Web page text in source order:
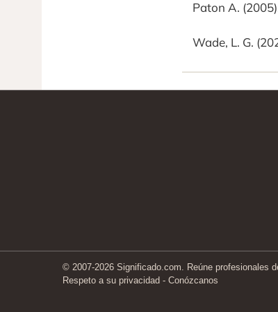
Paton A.
Wade, L. G.
© 2007-2026 Significado.com. Reúne profesionales
Respeto a su privacidad - Conózcanos